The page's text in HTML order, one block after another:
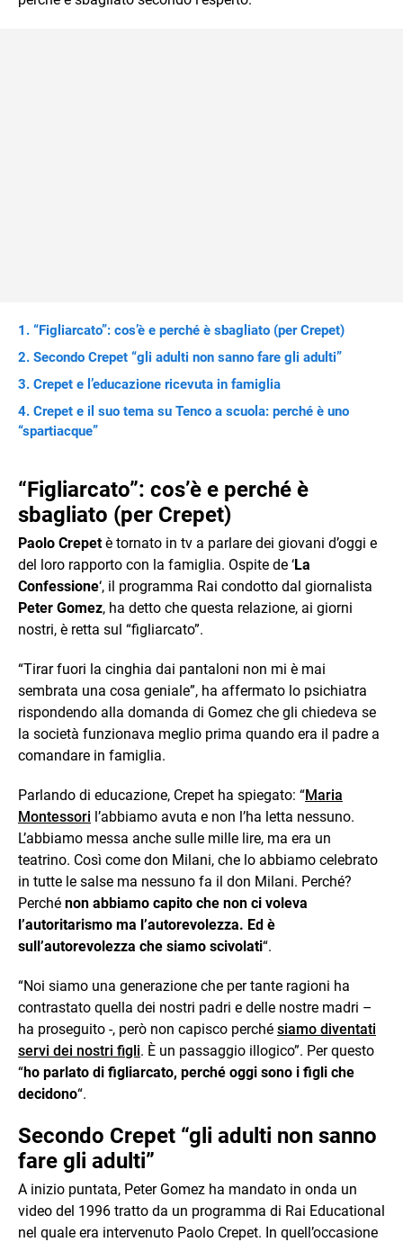
“Figliarcato”: cos’è e perché è sbagliato (per Crepet)
Secondo Crepet “gli adulti non sanno fare gli adulti”
Crepet e l’educazione ricevuta in famiglia
Crepet e il suo tema su Tenco a scuola: perché è uno
“spartiacque”
“Figliarcato”: cos’è e perché è
sbagliato (per Crepet)
Paolo Crepetè tornato in tv a parlare dei giovani d’oggi e
del loro rapporto con la famiglia. Ospite de ‘La
Confessione‘, il programma Rai condotto dal giornalista
Peter Gomez, ha detto che questa relazione, ai giorni
nostri, è retta sul “figliarcato”.
“Tirar fuori la cinghia dai pantaloni non mi è mai
sembrata una cosa geniale”, ha affermato lo psichiatra
rispondendo alla domanda di Gomez che gli chiedeva se
la società funzionava meglio prima quando era il padre a
comandare in famiglia.
Parlando di educazione, Crepet ha spiegato: “Maria
Montessori l’abbiamo avuta e non l’ha letta nessuno.
L’abbiamo messa anche sulle mille lire, ma era un
teatrino. Così come don Milani, che lo abbiamo celebrato
in tutte le salse ma nessuno fa il don Milani. Perché?
Perché non abbiamo capito che non ci voleva
l’autoritarismo ma l’autorevolezza. Ed è
sull’autorevolezza che siamo scivolati“.
“Noi siamo una generazione che per tante ragioni ha
contrastato quella dei nostri padri e delle nostre madri –
ha proseguito -, però non capisco perché siamo diventati
servi dei nostri figli. È un passaggio illogico”. Per questo
“ho parlato di figliarcato, perché oggi sono i figli che
decidono“.
Secondo Crepet “gli adulti non sanno
fare gli adulti”
A inizio puntata, Peter Gomez ha mandato in onda un
video del 1996 tratto da un programma di Rai Educational
nel quale era intervenuto Paolo Crepet. In quell’occasione